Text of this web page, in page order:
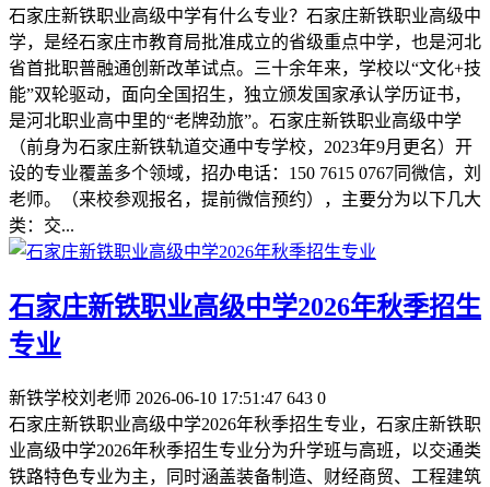
石家庄新铁职业高级中学有什么专业？石家庄新铁职业高级中
学，是经石家庄市教育局批准成立的省级重点中学，也是河北
省首批职普融通创新改革试点。三十余年来，学校以“文化+技
能”双轮驱动，面向全国招生，独立颁发国家承认学历证书，
是河北职业高中里的“老牌劲旅”。石家庄新铁职业高级中学‌
（前身为石家庄新铁轨道交通中专学校，2023年9月更名）开
设的专业覆盖多个领域，招办电话：150 7615 0767同微信，刘
老师。（来校参观报名，提前微信预约），主要分为以下几大
类：交...
石家庄新铁职业高级中学2026年秋季招生
专业
新铁学校刘老师 2026-06-10 17:51:47 643 0
石家庄新铁职业高级中学2026年秋季招生专业，石家庄新铁职
业高级中学2026年秋季招生专业分为升学班与高班，以交通类
铁路特色专业为主，同时涵盖装备制造、财经商贸、工程建筑